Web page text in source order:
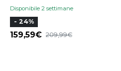
Disponibile 2 settimane
- 24%
159,59 209,99